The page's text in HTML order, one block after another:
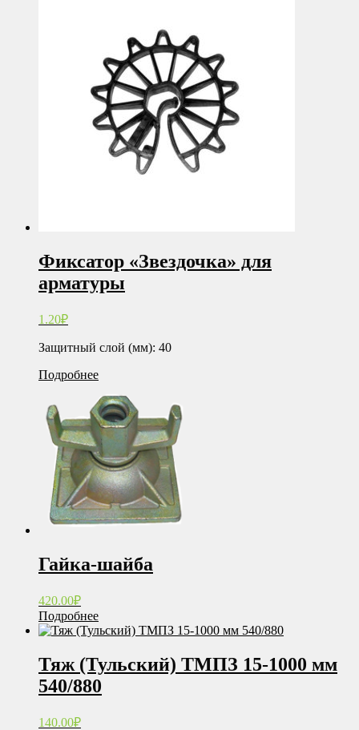
Фиксатор «Звездочка» для
арматуры
1.20₽
Защитный слой (мм): 40
Подробнее
Гайка-шайба
420.00₽
Подробнее
Тяж (Тульский) ТМПЗ 15-1000 мм
540/880
140.00₽